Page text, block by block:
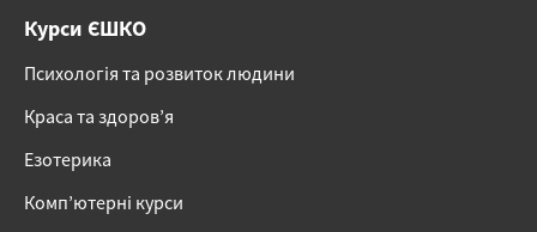
Курси ЄШКО
Психологія та розвиток людини
Краса та здоров’я
Езотерика
Комп’ютерні курси